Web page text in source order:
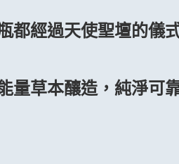
都經過天使聖壇的儀
量草本釀造，純淨可